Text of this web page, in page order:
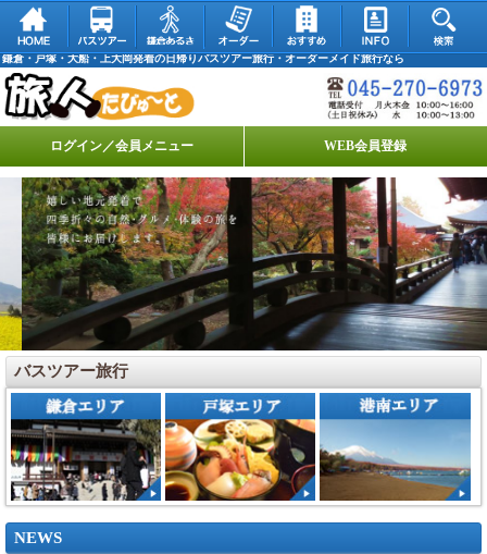
鎌倉・戸塚・大船・上大岡発着の日帰りバスツアー旅行・オーダーメイド旅行なら
ログイン／会員メニュー WEB会員登録
バスツアー旅行
NEWS